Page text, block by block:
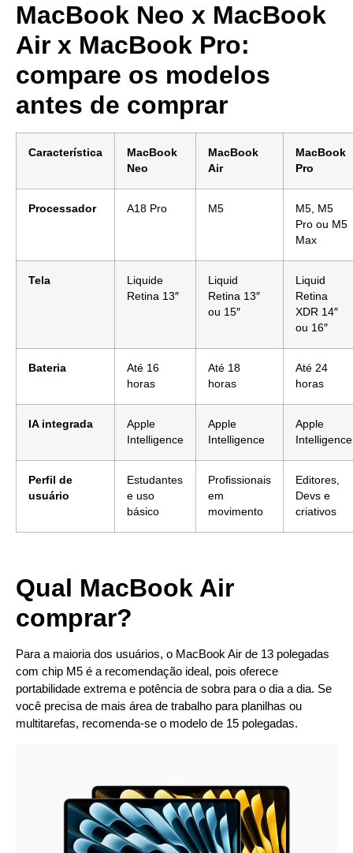
MacBook Neo x MacBook
Air x MacBook Pro:
compare os modelos
antes de comprar
Característica
MacBook
Neo
MacBook
Air
MacBook
Pro
Processador A18 Pro M5
M5, M5
Pro ou M5
Max
Tela
Liquide
Retina 13″
Liquid
Retina 13″
ou 15″
Liquid
Retina
XDR 14″
ou 16″
Bateria
Até 16
horas
Até 18
horas
Até 24
horas
IA integrada
Apple
Intelligence
Apple
Intelligence
Apple
Intelligence
Perfil de
usuário
Estudantes
e uso
básico
Profissionais
em
movimento
Editores,
Devs e
criativos
Qual MacBook Air
comprar?
Para a maioria dos usuários, o MacBook Air de 13 polegadas
com chip M5 é a recomendação ideal, pois oferece
portabilidade extrema e potência de sobra para o dia a dia. Se
você precisa de mais área de trabalho para planilhas ou
multitarefas, recomenda-se o modelo de 15 polegadas.